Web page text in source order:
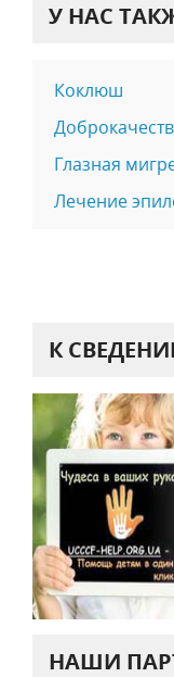
У НАС
Коклюш
Глазная
Лечение
К
НАШИ